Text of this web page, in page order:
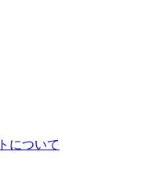
について